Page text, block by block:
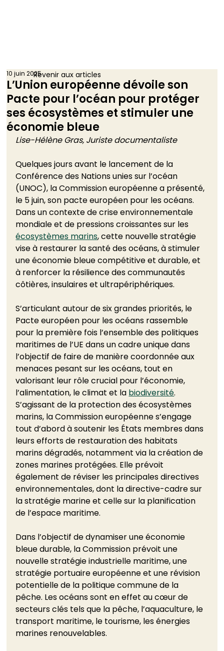
L’Union européenne dévoile son
Pacte pour l’océan pour protéger
ses écosystèmes et stimuler une
économie bleue
10 juin 2025
Lise-Hélène Gras, Juriste documentaliste
Quelques jours avant le lancement de la
Conférence des Nations unies sur l’océan
(UNOC), la Commission européenne a présenté,
le 5 juin, son pacte européen pour les océans.
Dans un contexte de crise environnementale
mondiale et de pressions croissantes sur les
écosystèmes marins, cette nouvelle stratégie
vise à restaurer la santé des océans, à stimuler
une économie bleue compétitive et durable, et
à renforcer la résilience des communautés
côtières, insulaires et ultrapériphériques.
S’articulant autour de six grandes priorités, le
Pacte européen pour les océans rassemble
pour la première fois l’ensemble des politiques
maritimes de l’UE dans un cadre unique dans
l’objectif de faire de manière coordonnée aux
menaces pesant sur les océans, tout en
valorisant leur rôle crucial pour l’économie,
l’alimentation, le climat et la biodiversité.
S’agissant de la protection des écosystèmes
marins, la Commission européenne s’engage
tout d’abord à soutenir les États membres dans
leurs efforts de restauration des habitats
marins dégradés, notamment via la création de
zones marines protégées. Elle prévoit
également de réviser les principales directives
environnementales, dont la directive-cadre sur
la stratégie marine et celle sur la planification
de l’espace maritime.
Dans l’objectif de dynamiser une économie
bleue durable, la Commission prévoit une
nouvelle stratégie industrielle maritime, une
stratégie portuaire européenne et une révision
potentielle de la politique commune de la
pêche. Les océans sont en effet au cœur de
secteurs clés tels que la pêche, l’aquaculture, le
transport maritime, le tourisme, les énergies
marines renouvelables.
Revenir aux articles